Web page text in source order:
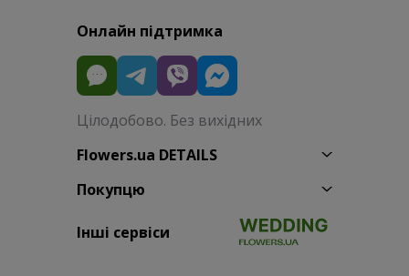
Онлайн підтримка
Цілодобово. Без вихідних
Flowers.ua DETAILS
Покупцю
Інші сервіси